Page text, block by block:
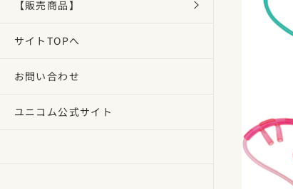
【販売商品】
サイトTOPへ
お問い合わせ
ユニコム公式サイト